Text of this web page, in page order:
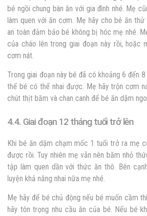
bé ngồi chung bàn ăn với gia đình nhé. Mẹ
làm quen với ăn cơm. Mẹ hãy cho bé ăn
an toàn đảm bảo bé không bị hóc mẹ nhé.
của cháo lên trong giai đoạn này rồi, hoặc
cơm nát.
Trong giai đoạn này bé đã có khoảng 6 đến
thế bé có thể nhai được. Mẹ hãy trộn cơm
chút thịt băm và chan canh để bé ăn dặm
4.4. Giai đoạn 12 tháng tuổi trở lên
Khi bé ăn dặm chạm mốc 1 tuổi trở ra mẹ
được rồi. Tuy nhiên mẹ vẫn nên băm nhỏ
tập làm quen dần với thức ăn thô. Bên
luyện khả năng nhai nữa mẹ nhé.
Mẹ hãy để bé chủ động nếu bé muốn cầm
hãy tôn trọng nhu cầu ăn của bé. Nếu bé